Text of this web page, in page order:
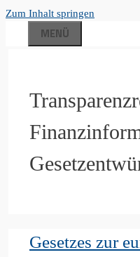
Zum Inhalt springen
MENÜ
Gesetzes zur